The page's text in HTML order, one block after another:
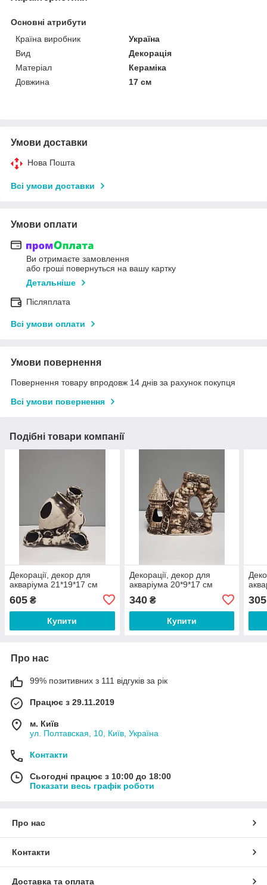
Основні атрибути
Країна виробник
Україна
Вид
Декорація
Матеріал
Кераміка
Довжина
17 см
Умови доставки
Нова Пошта
Всі умови доставки
Умови оплати
Ви отримаєте замовлення
або гроші повернуться на вашу картку
Детальніше
Післяплата
Всі умови оплати
Умови повернення
Повернення товару впродовж 14 днів за рахунок покупця
Всі умови повернення
Подібні товари компанії
Декорації, декор для
акваріума 21*19*17 см
605 ₴
Купити
Декорації, декор для
акваріума 20*9*17 см
340₴
Купити
305
Про нас
99% позитивних з 111 відгуків за рік
Працює з 29.11.2019
м. Київ
ул. Полтавская, 10, Київ, Україна
Контакти
Сьогодні працює з 10:00 до 18:00
Показати весь графік роботи
Про нас
Контакти
Доставка та оплата